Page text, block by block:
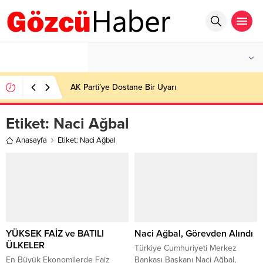
AK Parti’ye Dostane Bir Uyarı
Etiket: Naci Ağbal
Anasayfa Etiket: Naci Ağbal
YÜKSEK FAİZ ve BATILI
ÜLKELER
En Büyük Ekonomilerde Faiz
Naci Ağbal, Görevden Alındı
Türkiye Cumhuriyeti Merkez
Bankası Başkanı Naci Ağbal,